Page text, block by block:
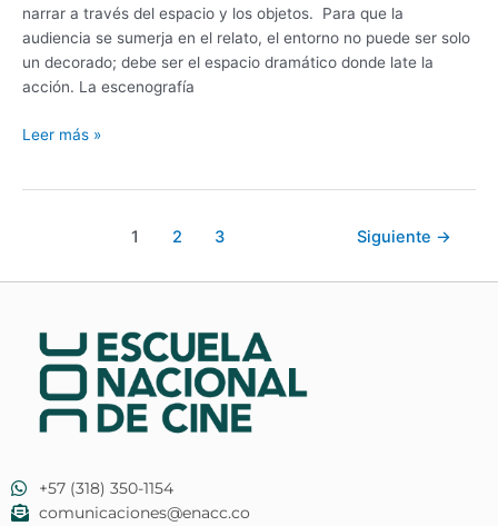
narrar a través del espacio y los objetos. Para que la
audiencia se sumerja en el relato, el entorno no puede ser solo
un decorado; debe ser el espacio dramático donde late la
acción. La escenografía
Leer más »
1 2 3 Siguiente →
+57 (318) 350-1154
comunicaciones@enacc.co